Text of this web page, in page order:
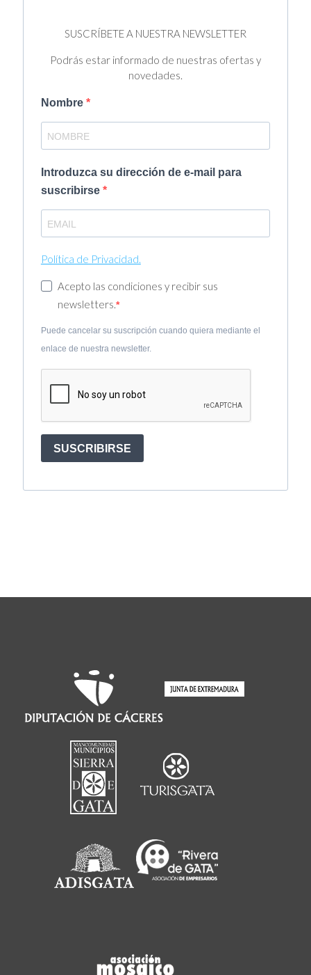
SUSCRÍBETE A NUESTRA NEWSLETTER
Podrás estar informado de nuestras ofertas y
novedades.
Nombre
Introduzca su dirección de e-mail para
suscribirse
Política de Privacidad.
Acepto las condiciones y recibir sus
newsletters.
Puede cancelar su suscripción cuando quiera mediante el
enlace de nuestra newsletter.
SUSCRIBIRSE